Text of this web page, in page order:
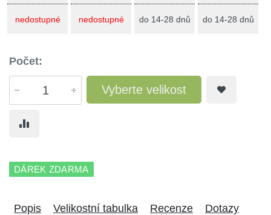
nedostupné nedostupné do 14-28 dnů do 14-28 dnů
Počet:
Vyberte velikost
DÁREK ZDARMA
Popis Velikostní tabulka Recenze Dotazy